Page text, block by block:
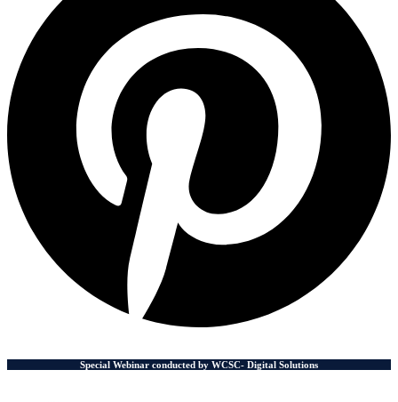
Special Webinar conducted by WCSC- Digital Solutions